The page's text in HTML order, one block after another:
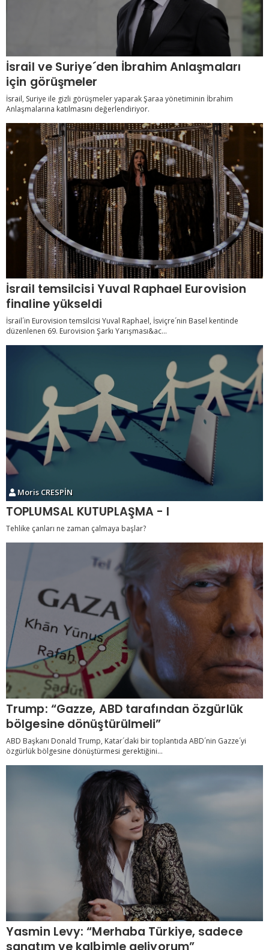
İsrail ve Suriye´den İbrahim Anlaşmaları
için görüşmeler
İsrail, Suriye ile gizli görüşmeler yaparak Şaraa yönetiminin İbrahim
Anlaşmalarına katılmasını değerlendiriyor.
İsrail temsilcisi Yuval Raphael Eurovision
finaline yükseldi
İsrail´in Eurovision temsilcisi Yuval Raphael, İsviçre´nin Basel kentinde
düzenlenen 69. Eurovision Şarkı Yarışması&ac...
Moris CRESPİN
TOPLUMSAL KUTUPLAŞMA - I
Tehlike çanları ne zaman çalmaya başlar?
Trump: “Gazze, ABD tarafından özgürlük
bölgesine dönüştürülmeli”
ABD Başkanı Donald Trump, Katar´daki bir toplantıda ABD´nin Gazze´yi
özgürlük bölgesine dönüştürmesi gerektiğini...
Yasmin Levy: “Merhaba Türkiye, sadece
sanatım ve kalbimle geliyorum”